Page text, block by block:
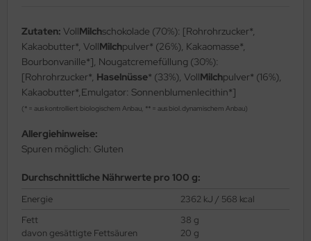
Zutaten: VollMilchschokolade (70%): [Rohrohrzucker*,
Kakaobutter*, VollMilchpulver* (26%), Kakaomasse*,
Bourbonvanille*], Nougatcremefüllung (30%):
[Rohrohrzucker*, Haselnüsse* (33%), VollMilchpulver* (16%),
Kakaobutter*,Emulgator: Sonnenblumenlecithin*]
(* = aus kontrolliert biologischem Anbau, ** = aus biol.dynamischem Anbau)
Allergiehinweise:
Spuren möglich: Gluten
Durchschnittliche Nährwerte pro 100 g:
Energie
2362 kJ / 568 kcal
Fett
davon gesättigte Fettsäuren
38 g
20 g